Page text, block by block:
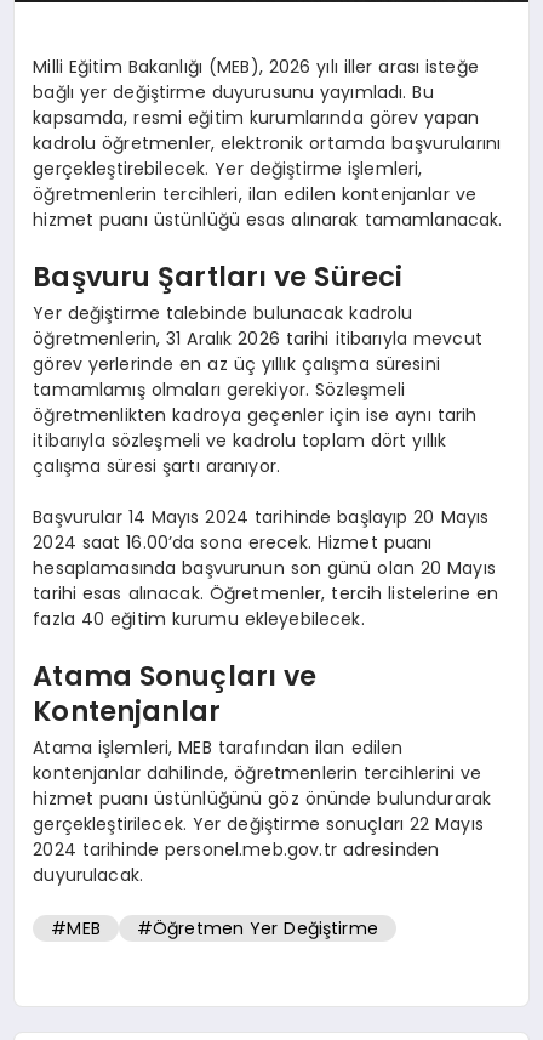
Milli Eğitim Bakanlığı (MEB), 2026 yılı iller arası isteğe
bağlı yer değiştirme duyurusunu yayımladı. Bu
kapsamda, resmi eğitim kurumlarında görev yapan
kadrolu öğretmenler, elektronik ortamda başvurularını
gerçekleştirebilecek. Yer değiştirme işlemleri,
öğretmenlerin tercihleri, ilan edilen kontenjanlar ve
hizmet puanı üstünlüğü esas alınarak tamamlanacak.
Başvuru Şartları ve Süreci
Yer değiştirme talebinde bulunacak kadrolu
öğretmenlerin, 31 Aralık 2026 tarihi itibarıyla mevcut
görev yerlerinde en az üç yıllık çalışma süresini
tamamlamış olmaları gerekiyor. Sözleşmeli
öğretmenlikten kadroya geçenler için ise aynı tarih
itibarıyla sözleşmeli ve kadrolu toplam dört yıllık
çalışma süresi şartı aranıyor.
Başvurular 14 Mayıs 2024 tarihinde başlayıp 20 Mayıs
2024 saat 16.00’da sona erecek. Hizmet puanı
hesaplamasında başvurunun son günü olan 20 Mayıs
tarihi esas alınacak. Öğretmenler, tercih listelerine en
fazla 40 eğitim kurumu ekleyebilecek.
Atama Sonuçları ve
Kontenjanlar
Atama işlemleri, MEB tarafından ilan edilen
kontenjanlar dahilinde, öğretmenlerin tercihlerini ve
hizmet puanı üstünlüğünü göz önünde bulundurarak
gerçekleştirilecek. Yer değiştirme sonuçları 22 Mayıs
2024 tarihinde personel.meb.gov.tr adresinden
duyurulacak.
#MEB #Öğretmen Yer Değiştirme